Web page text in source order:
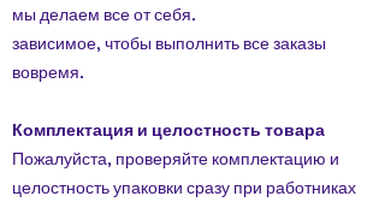
мы делаем все от себя.
зависимое, чтобы выполнить все заказы
вовремя.
Комплектация и целостность товара
Пожалуйста, проверяйте комплектацию и
целостность упаковки сразу при работниках